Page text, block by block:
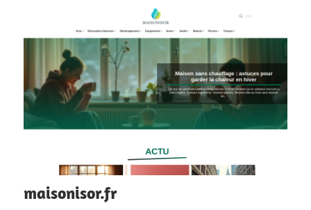
maisonisor.fr